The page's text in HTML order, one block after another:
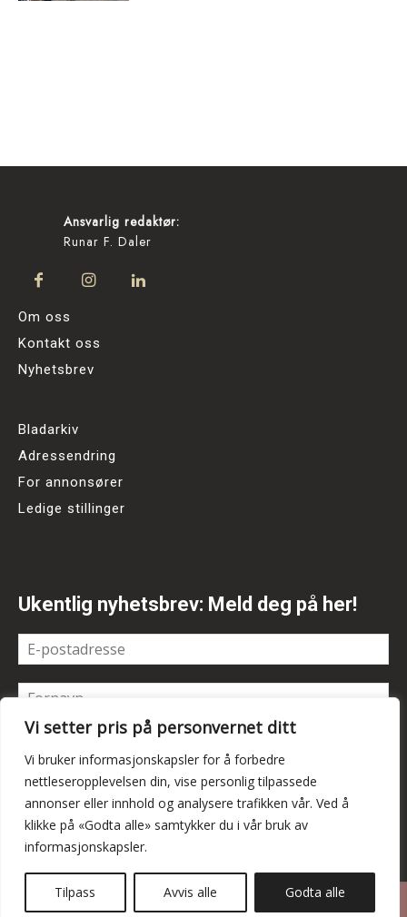
Vi setter pris på personvernet ditt
Vi bruker informasjonskapsler for å forbedre
nettleseropplevelsen din, vise personlig tilpassede
annonser eller innhold og analysere trafikken vår. Ved å
klikke på «Godta alle» samtykker du i vår bruk av
informasjonskapsler.
Tilpass Avvis alle Godta alle
Ansvarlig redaktør:
Runar F. Daler
Om oss
Kontakt oss
Nyhetsbrev
Bladarkiv
Adressendring
For annonsører
Ledige stillinger
Ukentlig nyhetsbrev: Meld deg på her!
Personvern